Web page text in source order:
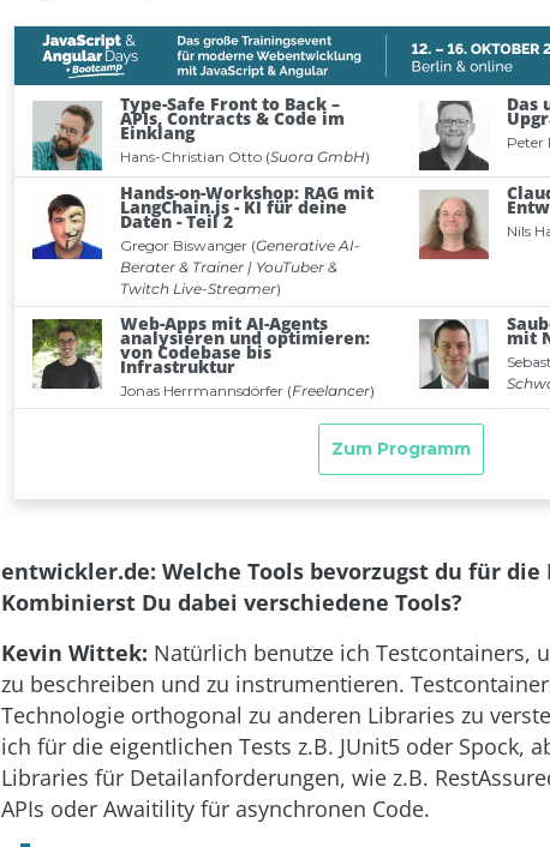
entwickler.de: Welche Tools bevorzugst du für die
Kombinierst Du dabei verschiedene Tools?
Kevin Wittek: Natürlich benutze ich Testcontainers,
zu beschreiben und zu instrumentieren.
Technologie orthogonal zu anderen Libraries zu
ich für die eigentlichen Tests z.B. JUnit5 oder Spock,
Libraries für Detailanforderungen, wie z.B.
APIs oder Awaitility für asynchronen Code.